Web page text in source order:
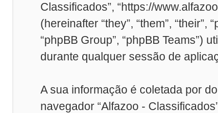
Classificados”, “https://
(hereinafter “they”, “them”, “their”,
“phpBB Group”, “phpBB Teams”)
durante qualquer sessão de
A sua informação é coletada por
navegador “Alfazoo -